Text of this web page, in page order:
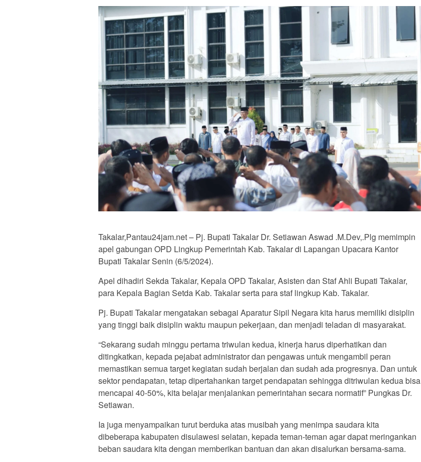
Takalar,Pantau24jam.net – Pj. Bupati Takalar Dr. Setiawan Aswad .M.Dev,.Plg memimpin
apel gabungan OPD Lingkup Pemerintah Kab. Takalar di Lapangan Upacara Kantor
Bupati Takalar Senin (6/5/2024).
Apel dihadiri Sekda Takalar, Kepala OPD Takalar, Asisten dan Staf Ahli Bupati Takalar,
para Kepala Bagian Setda Kab. Takalar serta para staf lingkup Kab. Takalar.
Pj. Bupati Takalar mengatakan sebagai Aparatur Sipil Negara kita harus memiliki disiplin
yang tinggi baik disiplin waktu maupun pekerjaan, dan menjadi teladan di masyarakat.
“Sekarang sudah minggu pertama triwulan kedua, kinerja harus diperhatikan dan
ditingkatkan, kepada pejabat administrator dan pengawas untuk mengambil peran
memastikan semua target kegiatan sudah berjalan dan sudah ada progresnya. Dan untuk
sektor pendapatan, tetap dipertahankan target pendapatan sehingga ditriwulan kedua bisa
mencapai 40-50%, kita belajar menjalankan pemerintahan secara normatif” Pungkas Dr.
Setiawan.
Ia juga menyampaikan turut berduka atas musibah yang menimpa saudara kita
dibeberapa kabupaten disulawesi selatan, kepada teman-teman agar dapat meringankan
beban saudara kita dengan memberikan bantuan dan akan disalurkan bersama-sama.